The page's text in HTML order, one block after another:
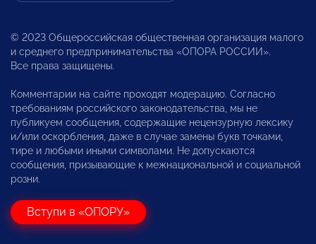
© 2023 Общероссийская общественная организация малого
и среднего предпринимательства «ОПОРА РОССИИ».
Все права защищены.
Комментарии на сайте проходят модерацию. Согласно
требованиям российского законодательства, мы не
публикуем сообщения, содержащие нецензурную лексику
и/или оскорбления, даже в случае замены букв точками,
тире и любыми иными символами. Не допускаются
сообщения, призывающие к межнациональной и социальной
розни.
Вступи в «ОПОРУ»